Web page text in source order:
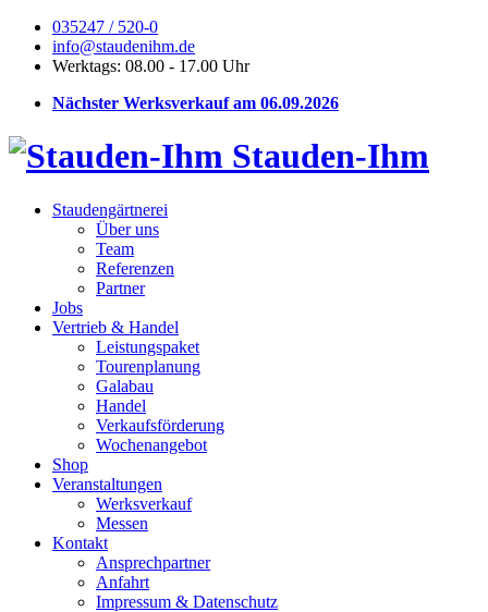
035247 / 520-0
info@staudenihm.de
Werktags: 08.00 - 17.00 Uhr
Nächster Werksverkauf am 06.09.2026
Stauden-Ihm
Staudengärtnerei
Über uns
Team
Referenzen
Partner
Jobs
Vertrieb & Handel
Leistungspaket
Tourenplanung
Galabau
Handel
Verkaufsförderung
Wochenangebot
Shop
Veranstaltungen
Werksverkauf
Messen
Kontakt
Ansprechpartner
Anfahrt
Impressum & Datenschutz